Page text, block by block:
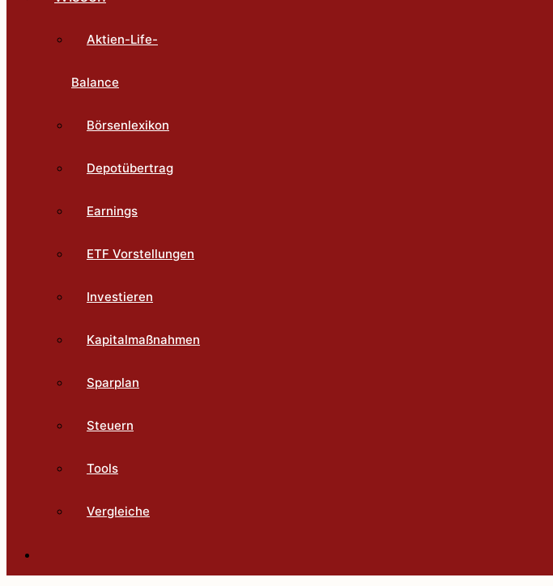
Aktien-Life-
Balance
Börsenlexikon
Depotübertrag
Earnings
ETF Vorstellungen
Investieren
Kapitalmaßnahmen
Sparplan
Steuern
Tools
Vergleiche